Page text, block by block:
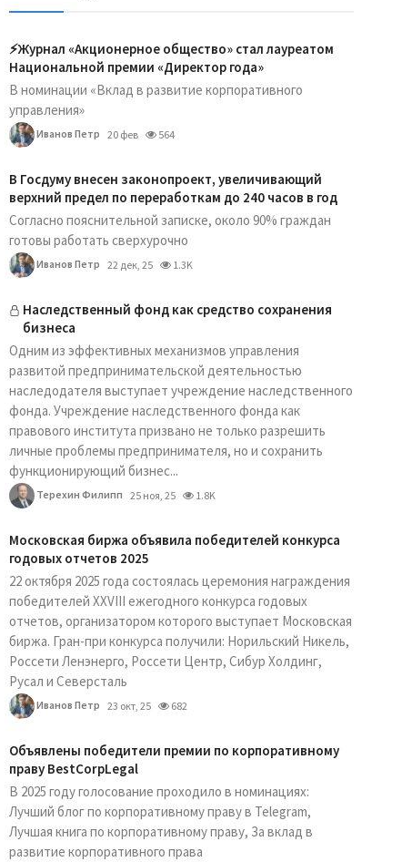
⚡️Журнал «Акционерное общество» стал лауреатом
Национальной премии «Директор года»
В номинации «Вклад в развитие корпоративного
управления»
Иванов Петр 20 фев 564
В Госдуму внесен законопроект, увеличивающий
верхний предел по переработкам до 240 часов в год
Согласно пояснительной записке, около 90% граждан
готовы работать сверхурочно
Иванов Петр 22 дек, 25 1.3K
Наследственный фонд как средство сохранения
бизнеса
Одним из эффективных механизмов управления
развитой предпринимательской деятельностью
наследодателя выступает учреждение наследственного
фонда. Учреждение наследственного фонда как
правового института призвано не только разрешить
личные проблемы предпринимателя, но и сохранить
функционирующий бизнес...
Терехин Филипп 25 ноя, 25 1.8K
Московская биржа объявила победителей конкурса
годовых отчетов 2025
22 октября 2025 года состоялась церемония награждения
победителей XXVIII ежегодного конкурса годовых
отчетов, организатором которого выступает Московская
биржа. Гран-при конкурса получили: Норильский Никель,
Россети Ленэнерго, Россети Центр, Сибур Холдинг,
Русал и Северсталь
Иванов Петр 23 окт, 25 682
Объявлены победители премии по корпоративному
праву BestCorpLegal
В 2025 году голосование проходило в номинациях:
Лучший блог по корпоративному праву в Telegram,
Лучшая книга по корпоративному праву, За вклад в
развитие корпоративного права